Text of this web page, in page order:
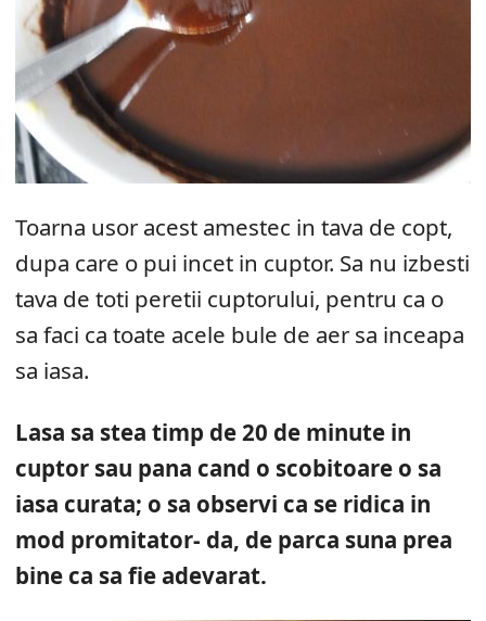
Toarna usor acest amestec in tava de copt,
dupa care o pui incet in cuptor. Sa nu izbesti
tava de toti peretii cuptorului, pentru ca o
sa faci ca toate acele bule de aer sa inceapa
sa iasa.
Lasa sa stea timp de 20 de minute in
cuptor sau pana cand o scobitoare o sa
iasa curata; o sa observi ca se ridica in
mod promitator- da, de parca suna prea
bine ca sa fie adevarat.